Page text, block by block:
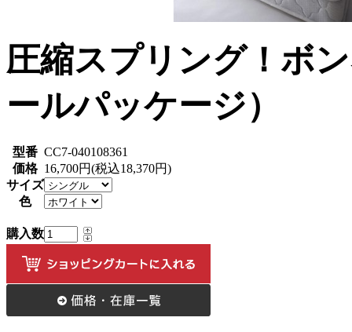
圧縮スプリング！ボ
ールパッケージ）
型番 CC7-040108361
価格 16,700円(税込18,370円)
サイズ
色
購入数